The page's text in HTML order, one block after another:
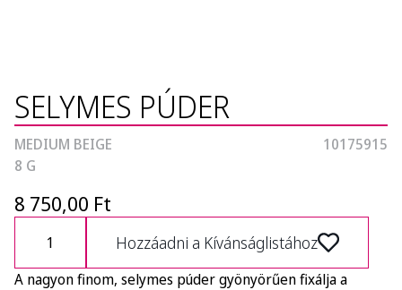
SELYMES PÚDER
MEDIUM BEIGE
8 G
10175915
8 750,00 Ft
Hozzáadni a Kívánságlistához
A nagyon finom, selymes púder gyönyörűen fixálja a